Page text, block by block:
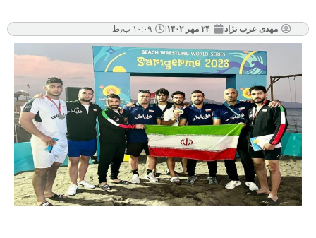
مهدی عرب نژاد ۲۴ مهر ۱۴۰۲ ۱۰:۰۹ ب٫ظ